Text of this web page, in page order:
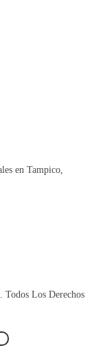
en Tampico,
Los Derechos